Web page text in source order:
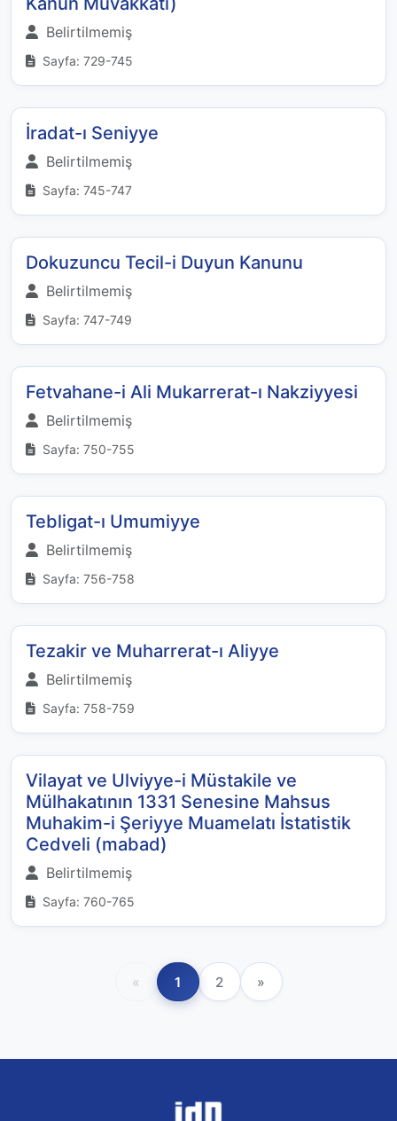
Belirtilmemiş
Sayfa: 729-745
İradat-ı Seniyye
Belirtilmemiş
Sayfa: 745-747
Dokuzuncu Tecil-i Duyun Kanunu
Belirtilmemiş
Sayfa: 747-749
Fetvahane-i Ali Mukarrerat-ı Nakziyyesi
Belirtilmemiş
Sayfa: 750-755
Tebligat-ı Umumiyye
Belirtilmemiş
Sayfa: 756-758
Tezakir ve Muharrerat-ı Aliyye
Belirtilmemiş
Sayfa: 758-759
Vilayat ve Ulviyye-i Müstakile ve
Mülhakatının 1331 Senesine Mahsus
Muhakim-i Şeriyye Muamelatı İstatistik
Cedveli (mabad)
Belirtilmemiş
Sayfa: 760-765
« 1 2 »